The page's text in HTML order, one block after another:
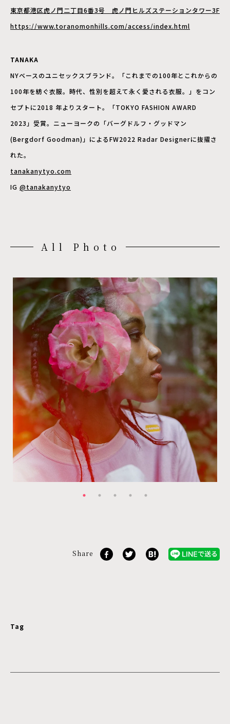
東京都港区虎ノ門二丁目6番3号 虎ノ門ヒルズステーションタワー3F
https://www.toranomonhills.com/access/index.html
TANAKA
NYベースのユニセックスブランド。「これまでの100年とこれからの
100年を紡ぐ衣服。時代、性別を超えて永く愛される衣服。」をコン
セプトに2018 年よりスタート。「TOKYO FASHION AWARD
2023」受賞。ニューヨークの「バーグドルフ・グッドマン
(Bergdorf Goodman)」によるFW2022 Radar Designerに抜擢さ
れた。
tanakanytyo.com
IG @tanakanytyo
All Photo
Share
Tag